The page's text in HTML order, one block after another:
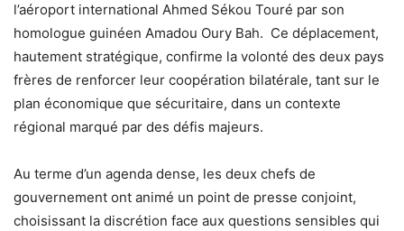
l’aéroport international Ahmed Sékou Touré par son
homologue guinéen Amadou Oury Bah. Ce déplacement,
hautement stratégique, confirme la volonté des deux pays
frères de renforcer leur coopération bilatérale, tant sur le
plan économique que sécuritaire, dans un contexte
régional marqué par des défis majeurs.
Au terme d’un agenda dense, les deux chefs de
gouvernement ont animé un point de presse conjoint,
choisissant la discrétion face aux questions sensibles qui